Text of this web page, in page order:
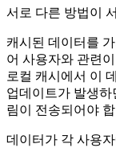
서로 다른 방법이
캐시된 데이터를
어 사용자와 관련
로컬 캐시에서 이
업데이트가 발생하
림이 전송되어야
데이터가 각 사용